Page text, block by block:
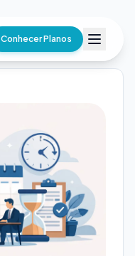
Conhecer Planos